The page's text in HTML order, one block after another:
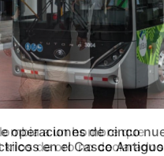
a un hombre que
de oro no declarados